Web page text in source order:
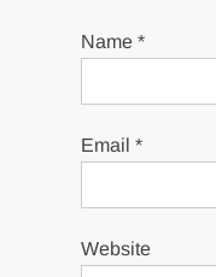
Name*
Email*
Website